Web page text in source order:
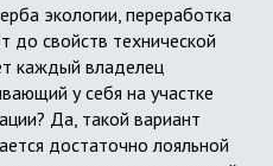
экологии, переработка
до свойств технической
каждый владелец
у себя на участке
Да, такой вариант
достаточно лояльной